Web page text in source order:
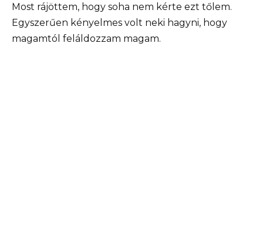
Most rájöttem, hogy soha nem kérte ezt tőlem.
Egyszerűen kényelmes volt neki hagyni, hogy
magamtól feláldozzam magam.